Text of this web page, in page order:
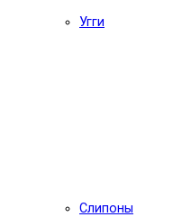
Угги
Слипоны